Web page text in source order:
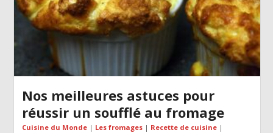
Nos meilleures astuces pour
réussir un soufflé au fromage
Cuisine du Monde| Les fromages| Recette de cuisine|